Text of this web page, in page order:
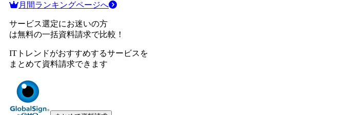
月間ランキングページへ
サービス選定にお迷いの方
は無料の一括資料請求で比較！
ITトレンドがおすすめするサービスを
まとめて資料請求できます